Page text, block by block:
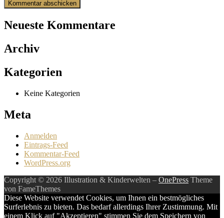
Neueste Kommentare
Archiv
Kategorien
Keine Kategorien
Meta
Anmelden
Eintrags-Feed
Kommentar-Feed
WordPress.org
Copyright © 2026 Illustration & Kinderwelten – OnePress Theme
von FameThemes
Diese Website verwendet Cookies, um Ihnen ein bestmögliches
Surferlebnis zu bieten. Das bedarf allerdings Ihrer Zustimmung. Mit
einem Klick auf "Akzeptieren" stimmen Sie dem Speichern von